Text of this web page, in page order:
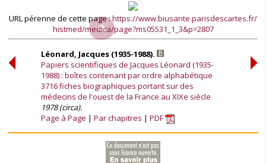
URL pérenne de cette page :https://www.biusante.parisdescartes.fr/
histmed/medica/page?ms05531_1_3&p=2807
Léonard, Jacques (1935-1988).
Papiers scientifiques de Jacques Léonard (1935-
1988) : boîtes contenant par ordre alphabétique
3716 fiches biographiques portant sur des
médecins de l'ouest de la France au XIXe siècle
1978 (circa).
Page à Page
Par chapitres PDF